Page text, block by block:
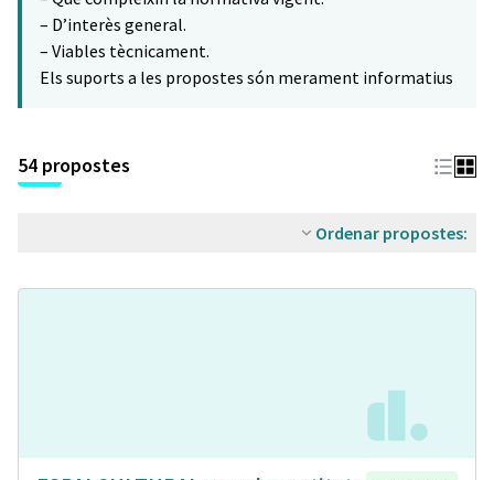
– D’interès general.
– Viables tècnicament.
Els suports a les propostes són merament informatius
54 propostes
Ordenar propostes: